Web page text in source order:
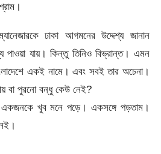
ঢাকা আগমনের উদ্দেশ্য জানান
পাওয়া যায়। কিন্তু তিনিও বিভ্রান্ত। এমন
একই নামে। এবং সবই তার অচেনা।
বা পুরনো বন্ধু কেউ নেই?
খুব মনে পড়ে। একসঙ্গে পড়তাম।